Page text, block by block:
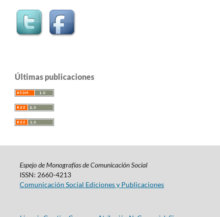
Últimas publicaciones
Espejo de Monografías de Comunicación Social
ISSN: 2660-4213
Comunicación Social Ediciones y Publicaciones